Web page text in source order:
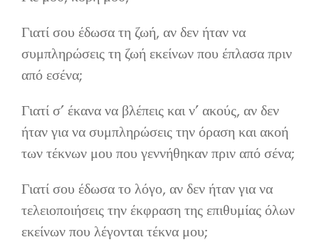
Γιατί σου έδωσα τη ζωή, αν δεν ήταν να
συμπληρώσεις τη ζωή εκείνων που έπλασα πριν
από εσένα;
Γιατί σ’ έκανα να βλέπεις και ν’ ακούς, αν δεν
ήταν για να συμπληρώσεις την όραση και ακοή
των τέκνων μου που γεννήθηκαν πριν από σένα;
Γιατί σου έδωσα το λόγο, αν δεν ήταν για να
τελειοποιήσεις την έκφραση της επιθυμίας όλων
εκείνων που λέγονται τέκνα μου;